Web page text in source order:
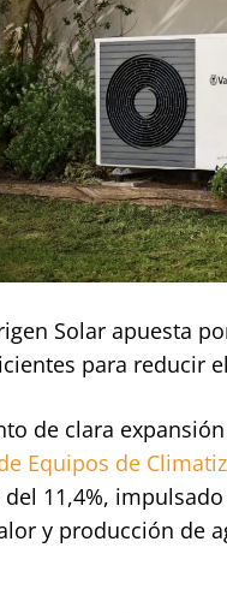
Solar apuesta
para reducir
de clara
Equipos de
11,4%,
y producción de